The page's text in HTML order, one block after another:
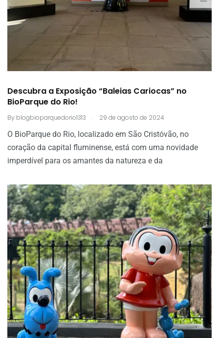
Descubra a Exposição “Baleias Cariocas” no
BioParque do Rio!
By blogbioparquedorio1313 . 29 de agosto de 2024
O BioParque do Rio, localizado em São Cristóvão, no
coração da capital fluminense, está com uma novidade
imperdível para os amantes da natureza e da